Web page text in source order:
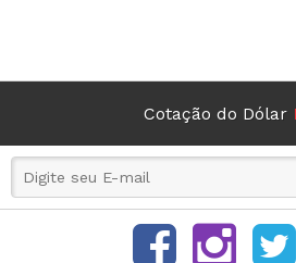
Cotação do Dólar